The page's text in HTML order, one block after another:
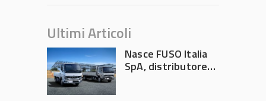
Ultimi Articoli
Nasce FUSO Italia
SpA, distributore